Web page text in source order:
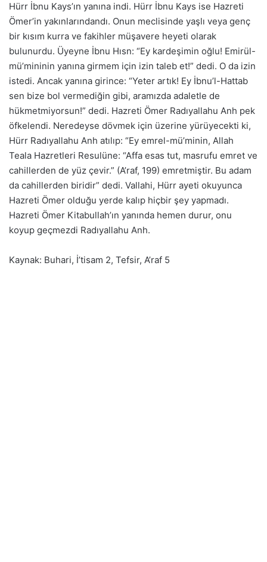
Hürr İbnu Kays’ın yanına indi. Hürr İbnu Kays ise Hazreti
Ömer’in yakınlarındandı. Onun meclisinde yaşlı veya genç
bir kısım kurra ve fakihler müşavere heyeti olarak
bulunurdu. Üyeyne İbnu Hısn: “Ey kardeşimin oğlu! Emirül-
mü’mininin yanına girmem için izin taleb et!” dedi. O da izin
istedi. Ancak yanına girince: “Yeter artık! Ey İbnu’l-Hattab
sen bize bol vermediğin gibi, aramızda adaletle de
hükmetmiyorsun!” dedi. Hazreti Ömer Radıyallahu Anh pek
öfkelendi. Neredeyse dövmek için üzerine yürüyecekti ki,
Hürr Radıyallahu Anh atılıp: “Ey emrel-mü’minin, Allah
Teala Hazretleri Resulüne: “Affa esas tut, masrufu emret ve
cahillerden de yüz çevir.” (A’raf, 199) emretmiştir. Bu adam
da cahillerden biridir” dedi. Vallahi, Hürr ayeti okuyunca
Hazreti Ömer olduğu yerde kalıp hiçbir şey yapmadı.
Hazreti Ömer Kitabullah’ın yanında hemen durur, onu
koyup geçmezdi Radıyallahu Anh.
Kaynak: Buhari, İ’tisam 2, Tefsir, A’raf 5